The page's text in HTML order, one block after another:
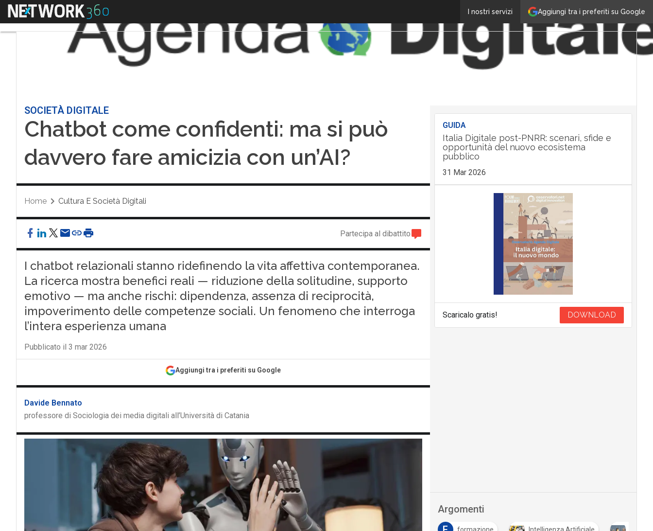
Aggiungi tra i preferiti su Google
I nostri servizi
Menu
SOCIETÀ DIGITALE
Chatbot come confidenti: ma si può
davvero fare amicizia con un’AI?
Home Cultura E Società Digitali
Partecipa al dibattito
I chatbot relazionali stanno ridefinendo la vita affettiva contemporanea.
La ricerca mostra benefici reali — riduzione della solitudine, supporto
emotivo — ma anche rischi: dipendenza, assenza di reciprocità,
impoverimento delle competenze sociali. Un fenomeno che interroga
l’intera esperienza umana
Pubblicato il 3 mar 2026
Aggiungi tra i preferiti su Google
Davide Bennato
professore di Sociologia dei media digitali all’Università di Catania
GUIDA
Italia Digitale post-PNRR: scenari, sfide e
opportunità del nuovo ecosistema
pubblico
31 Mar 2026
Scaricalo gratis! DOWNLOAD
Argomenti